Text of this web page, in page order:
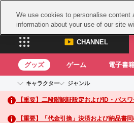
CHANNEL
CHANNEL
ASOBI CHANNEL TOP
グッズ ゲーム 電子書
キャラクター
アイドルマスターシリ
アイドルマスター
ジャンル
イベント
トイ・ホ
【重要】二段階認証設定およびID・パス
【重要】「代金引換」決済および納品書
We use cookies to personalise
information about your use of our site